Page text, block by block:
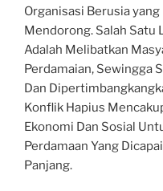
Organisasi Berusia
Mendorong. Salah Satu
Adalah Melibatkan
Perdamaian, Sewingga
Dan
Konflik Hapius
Ekonomi Dan Sosial
Perdamaan Yang
Panjang.